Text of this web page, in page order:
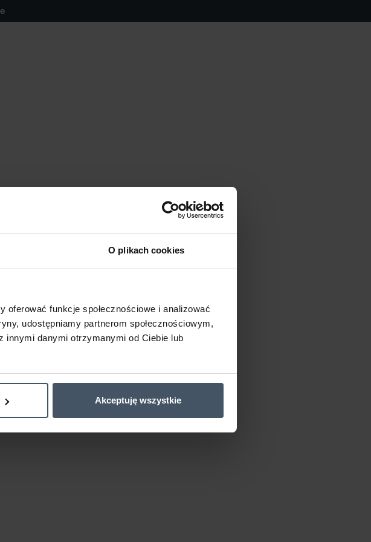
O plikach cookies
funkcje społecznościowe i analizować
udostępniamy partnerom społecznościowym,
innymi danymi otrzymanymi od Ciebie lub
Akceptuję wszystkie